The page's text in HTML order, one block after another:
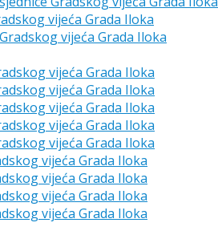
vijeća Grada Iloka
vijeća Grada Iloka
vijeća Grada Iloka
vijeća Grada Iloka
vijeća Grada Iloka
vijeća Grada Iloka
vijeća Grada Iloka
vijeća Grada Iloka
vijeća Grada Iloka
vijeća Grada Iloka
vijeća Grada Iloka